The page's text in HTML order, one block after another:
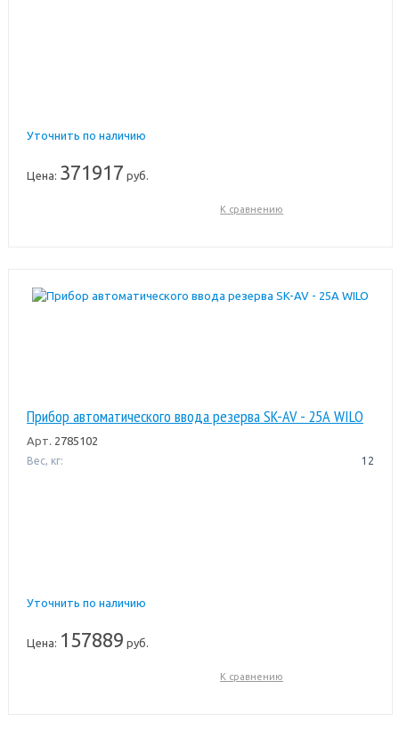
Уточнить по наличию
Цена: 371917 руб.
К сравнению
Прибор автоматического ввода резерва SK-AV - 25А WILO
Арт. 2785102
Вес, кг: 12
Уточнить по наличию
Цена: 157889 руб.
К сравнению